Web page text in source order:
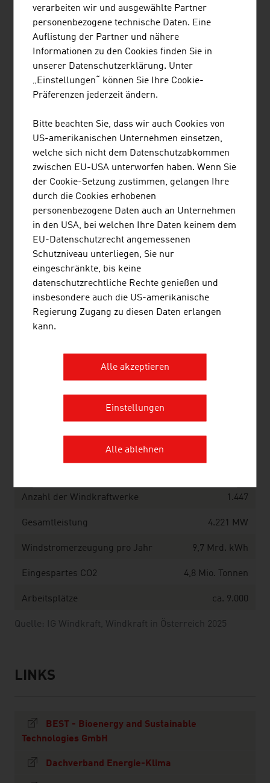
Gesamtumsatz
Erzielte CO2-Einsparung in
Österreich durch
den Einsatz von Wärmepumpen
1.257.000
Tonnen
WASSERKRAFT UND WINDKRAFT IN
ÖSTERREICH
Quelle: Bundesministerium für Innovation, Mobilität und
Wasserkraft 2024
Quelle: IG Windkraft, Windkraft in Österreich 2025
Anzahl der Windkraftwerke 1.447
Gesamtleistung 4.221 MW
Windstromerzeugung pro Jahr 9,7 Mrd. kWh
Eingespartes CO2 4,8 Mio. Tonnen
Arbeitsplätze ca. 9.000
listen
links
LINKS
BEST - Bioenergy and Sustainable
Technologies GmbH
Dachverband Energie-Klima
verarbeiten wir und ausgewählte Partner
personenbezogene technische Daten. Eine
Auflistung der Partner und nähere
Informationen zu den Cookies finden Sie in
unserer Datenschutzerklärung. Unter
„Einstellungen“ können Sie Ihre Cookie-
Präferenzen jederzeit ändern.
Bitte beachten Sie, dass wir auch Cookies von
US-amerikanischen Unternehmen einsetzen,
welche sich nicht dem Datenschutzabkommen
zwischen EU-USA unterworfen haben. Wenn Sie
der Cookie-Setzung zustimmen, gelangen Ihre
durch die Cookies erhobenen
personenbezogene Daten auch an Unternehmen
in den USA, bei welchen Ihre Daten keinem dem
EU-Datenschutzrecht angemessenen
Schutzniveau unterliegen, Sie nur
eingeschränkte, bis keine
datenschutzrechtliche Rechte genießen und
insbesondere auch die US-amerikanische
Regierung Zugang zu diesen Daten erlangen
kann.
Alle akzeptieren
Einstellungen
Alle ablehnen